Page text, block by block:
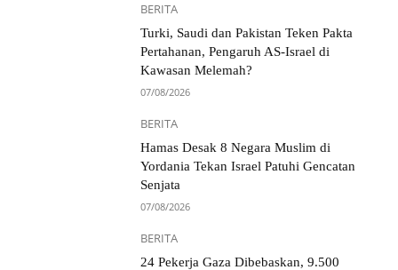
BERITA
Turki, Saudi dan Pakistan Teken Pakta
Pertahanan, Pengaruh AS-Israel di
Kawasan Melemah?
07/08/2026
BERITA
Hamas Desak 8 Negara Muslim di
Yordania Tekan Israel Patuhi Gencatan
Senjata
07/08/2026
BERITA
24 Pekerja Gaza Dibebaskan, 9.500